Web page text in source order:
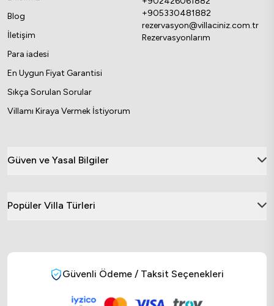
Blog
İletişim
Para iadesi
En Uygun Fiyat Garantisi
Sıkça Sorulan Sorular
Villamı Kiraya Vermek İstiyorum
+905330481882
rezervasyon@villaciniz.com.tr
Rezervasyonlarım
Güven ve Yasal Bilgiler
Popüler Villa Türleri
Güvenli Ödeme / Taksit Seçenekleri